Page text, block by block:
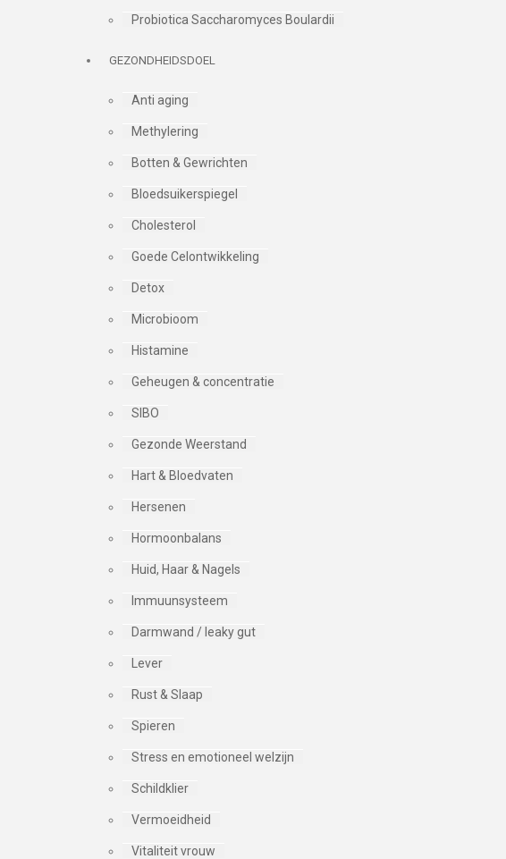
Probiotica Saccharomyces Boulardii
GEZONDHEIDSDOEL
Anti aging
Methylering
Botten & Gewrichten
Bloedsuikerspiegel
Cholesterol
Goede Celontwikkeling
Detox
Microbioom
Histamine
Geheugen & concentratie
SIBO
Gezonde Weerstand
Hart & Bloedvaten
Hersenen
Hormoonbalans
Huid, Haar & Nagels
Immuunsysteem
Darmwand / leaky gut
Lever
Rust & Slaap
Spieren
Stress en emotioneel welzijn
Schildklier
Vermoeidheid
Vitaliteit vrouw